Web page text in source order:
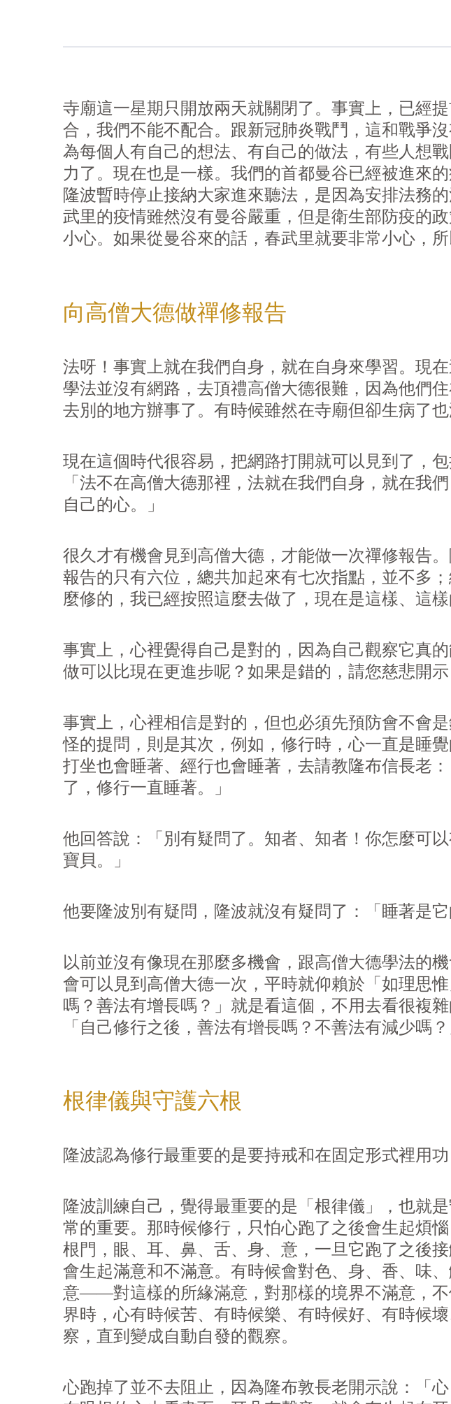
寺廟這一星期只開放兩天就關閉了。事實上，已經
合，我們不能不配合。跟新冠肺炎戰鬥，這和戰爭
為每個人有自己的想法、有自己的做法，有些人想
力了。現在也是一樣。我們的首都曼谷已經被進來
隆波暫時停止接納大家進來聽法，是因為安排法務
武里的疫情雖然沒有曼谷嚴重，但是衛生部防疫的
小心。如果從曼谷來的話，春武里就要非常小心，
向高僧大德做禪修報告
法呀！事實上就在我們自身，就在自身來學習。現
學法並沒有網路，去頂禮高僧大德很難，因為他們
去別的地方辦事了。有時候雖然在寺廟但卻生病了也
現在這個時代很容易，把網路打開就可以見到了，
「法不在高僧大德那裡，法就在我們自身，就在我
自己的心。」
很久才有機會見到高僧大德，才能做一次禪修報告
報告的只有六位，總共加起來有七次指點，並不多
麼修的，我已經按照這麼去做了，現在是這樣、這
事實上，心裡覺得自己是對的，因為自己觀察它真
做可以比現在更進步呢？如果是錯的，請您慈悲開示
事實上，心裡相信是對的，但也必須先預防會不會
怪的提問，則是其次，例如，修行時，心一直是睡
打坐也會睡著、經行也會睡著，去請教隆布信長老
了，修行一直睡著。」
他回答說：「別有疑問了。知者、知者！你怎麼可
寶貝。」
他要隆波別有疑問，隆波就沒有疑問了：「睡著是它
以前並沒有像現在那麼多機會，跟高僧大德學法的
會可以見到高僧大德一次，平時就仰賴於「如理思
嗎？善法有增長嗎？」就是看這個，不用去看很複
「自己修行之後，善法有增長嗎？不善法有減少嗎
根律儀與守護六根
隆波認為修行最重要的是要持戒和在固定形式裡用
隆波訓練自己，覺得最重要的是「根律儀」，也就
常的重要。那時候修行，只怕心跑了之後會生起煩
根門，眼、耳、鼻、舌、身、意，一旦它跑了之後
會生起滿意和不滿意。有時候會對色、身、香、味
意——對這樣的所緣滿意，對那樣的境界不滿意，
界時，心有時候苦、有時候樂、有時候好、有時候
察，直到變成自動自發的觀察。
心跑掉了並不去阻止，因為隆布敦長老開示說：「